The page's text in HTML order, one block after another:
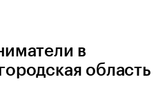
в
область